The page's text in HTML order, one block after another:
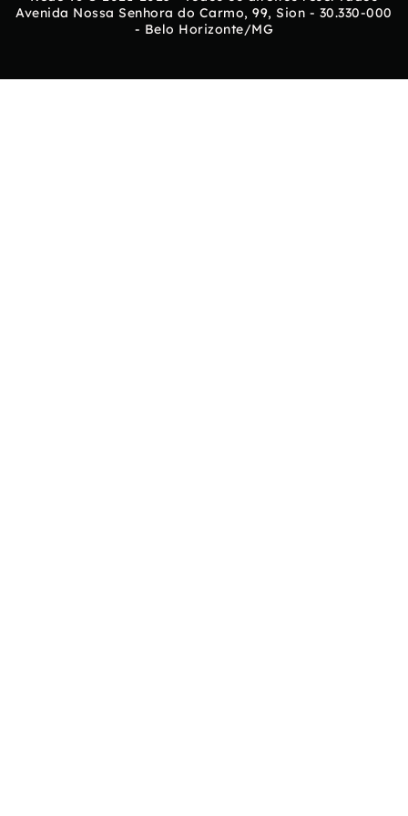
Avenida Nossa Senhora do Carmo, 99, Sion - 30.330-000
- Belo Horizonte/MG